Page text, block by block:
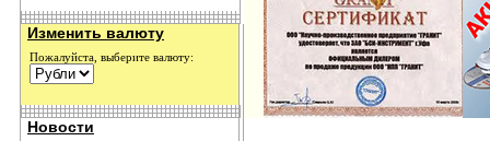
Изменить валюту
Пожалуйста, выберите валюту:
Новости